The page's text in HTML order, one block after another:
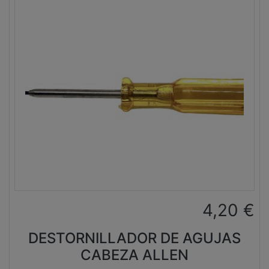
4,20 €
DESTORNILLADOR DE AGUJAS
CABEZA ALLEN